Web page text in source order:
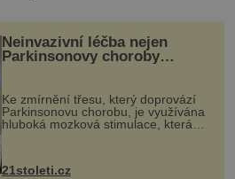
Neinvazivní léčba nejen
Parkinsonovy choroby
Ke zmírnění třesu, který doprovází
Parkinsonovu chorobu, je využívána
hluboká mozková stimulace, která
však vyžaduje vysoce invazivní
zákrok. Ultrazvuk zase není vhodný
k dostatečně přesnému zacílení ...
21stoleti.cz